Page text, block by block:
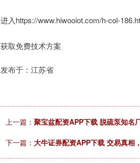
进入https://www.hiwooiot.com/h-col-
获取免费技术方案
发布于：江苏省
上一篇： 聚宝盆配资APP下载 脱硫泵知名
下一篇： 大牛证券配资APP下载 交易真相